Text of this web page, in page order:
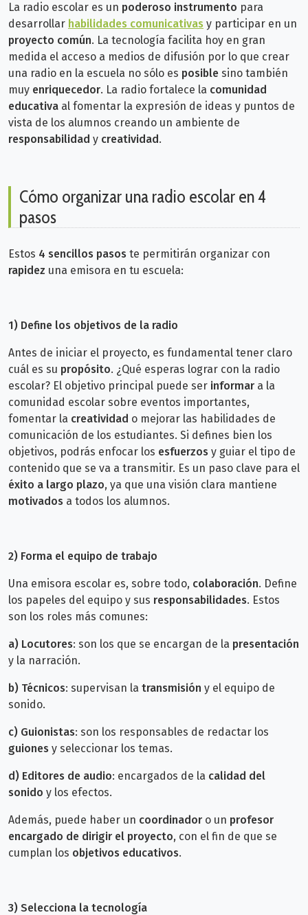
La radio escolar es un poderoso instrumento para
desarrollar habilidades comunicativas y participar en un
proyecto común. La tecnología facilita hoy en gran
medida el acceso a medios de difusión por lo que crear
una radio en la escuela no sólo es posible sino también
muy enriquecedor. La radio fortalece la comunidad
educativa al fomentar la expresión de ideas y puntos de
vista de los alumnos creando un ambiente de
responsabilidad y creatividad .
Cómo organizar una radio escolar en 4
pasos
Estos 4 sencillos pasos te permitirán organizar con
rapidez una emisora en tu escuela:
1) Define los objetivos de la radio
Antes de iniciar el proyecto, es fundamental tener claro
cuál es su propósito. ¿Qué esperas lograr con la radio
escolar? El objetivo principal puede ser informar a la
comunidad escolar sobre eventos importantes,
fomentar la creatividad o mejorar las habilidades de
comunicación de los estudiantes. Si defines bien los
objetivos, podrás enfocar los esfuerzos y guiar el tipo de
contenido que se va a transmitir. Es un paso clave para el
éxito a largo plazo, ya que una visión clara mantiene
motivados a todos los alumnos.
2) Forma el equipo de trabajo
Una emisora escolar es, sobre todo, colaboración. Define
los papeles del equipo y sus responsabilidades. Estos
son los roles más comunes:
a) Locutores: son los que se encargan de la presentación
y la narración.
b) Técnicos: supervisan la transmisión y el equipo de
sonido.
c) Guionistas: son los responsables de redactar los
guiones y seleccionar los temas.
d) Editores de audio: encargados de la calidad del
sonido y los efectos.
Además, puede haber un coordinador o un profesor
encargado de dirigir el proyecto, con el fin de que se
cumplan los objetivos educativos.
3) Selecciona la tecnología